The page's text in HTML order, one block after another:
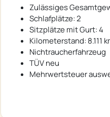
Zulässiges
Schlafplätze: 2
Sitzplätze mit Gurt: 4
Kilometerstand: 8.111
Nichtraucherfahrzeug
TÜV neu
Mehrwertsteuer